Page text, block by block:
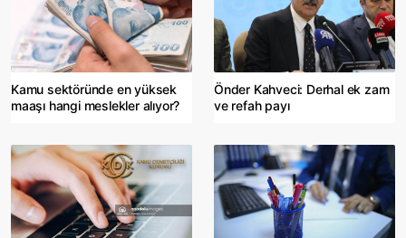
Kamu sektöründe en yüksek
maaşı hangi meslekler alıyor?
Önder Kahveci: Derhal ek zam
ve refah payı